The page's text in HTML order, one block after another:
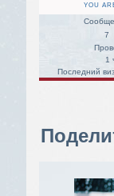
YOU
7
1
Последний